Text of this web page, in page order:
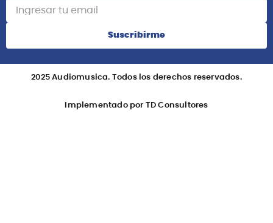
Suscribirme
2025 Audiomusica. Todos los derechos reservados.
Implementado por TD Consultores